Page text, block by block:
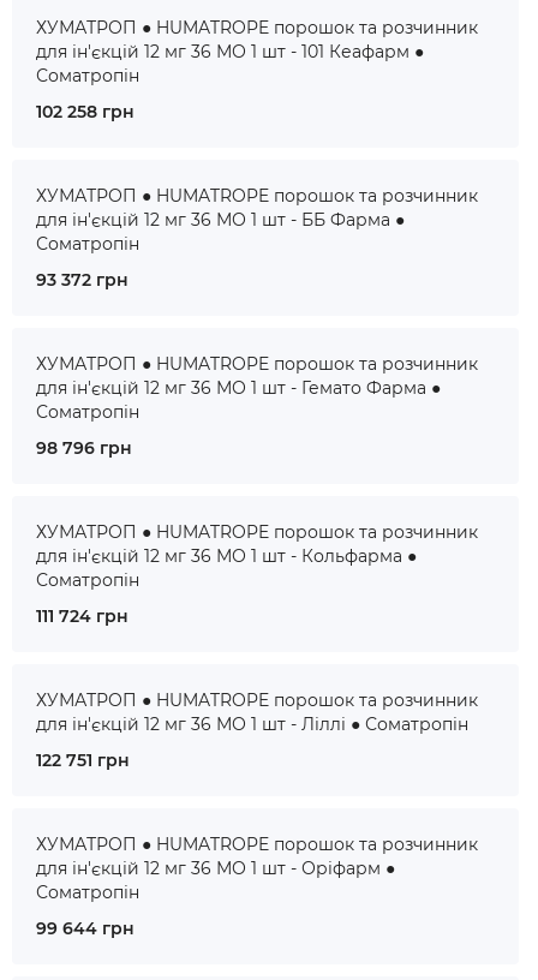
ХУМАТРОП ● HUMATROPE порошок та розчинник
для ін'єкцій 12 мг 36 МО 1 шт - 101 Кеафарм ●
Соматропін
102 258 грн
ХУМАТРОП ● HUMATROPE порошок та розчинник
для ін'єкцій 12 мг 36 МО 1 шт - ББ Фарма ●
Соматропін
93 372 грн
ХУМАТРОП ● HUMATROPE порошок та розчинник
для ін'єкцій 12 мг 36 МО 1 шт - Гемато Фарма ●
Соматропін
98 796 грн
ХУМАТРОП ● HUMATROPE порошок та розчинник
для ін'єкцій 12 мг 36 МО 1 шт - Кольфарма ●
Соматропін
111 724 грн
ХУМАТРОП ● HUMATROPE порошок та розчинник
для ін'єкцій 12 мг 36 МО 1 шт - Ліллі ● Соматропін
122 751 грн
ХУМАТРОП ● HUMATROPE порошок та розчинник
для ін'єкцій 12 мг 36 МО 1 шт - Оріфарм ●
Соматропін
99 644 грн